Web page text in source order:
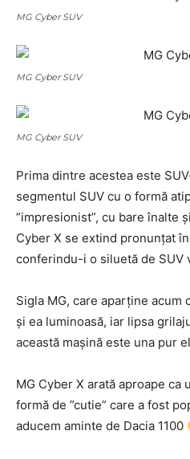
MG Cyber SUV
MG Cyber SUV
MG Cyber SUV
Prima dintre acestea este
segmentul SUV cu o formă
”impresionist”, cu bare înalte
Cyber X se extind pronunțat
conferindu-i o siluetă de SUV
Sigla MG, care aparține acum
și ea luminoasă, iar lipsa
această mașină este una pur
MG Cyber X arată aproape ca
formă de ”cutie” care a fost
aducem aminte de Dacia 1100